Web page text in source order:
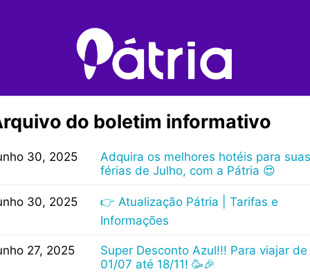
do boletim informativo
30, 2025
Adquira os melhores hotéis para suas
férias de Julho, com a Pátria 😍
30, 2025
👉 Atualização Pátria | Tarifas e
Informações
27, 2025
Super Desconto Azul!!! Para viajar de
01/07 até 18/11! 🥳🎉